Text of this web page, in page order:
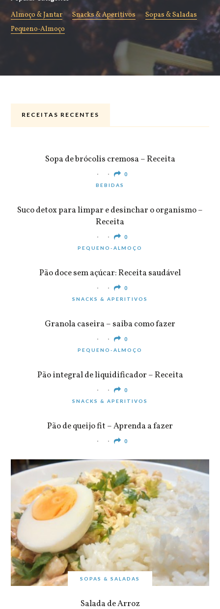
Almoço & Jantar Snacks & Aperitivos
Sopas & Saladas
Pequeno-Almoço
RECEITAS RECENTES
Sopa de brócolis cremosa – Receita
0
BEBIDAS
Suco detox para limpar e desinchar o organismo –
Receita
0
PEQUENO-ALMOÇO
Pão doce sem açúcar: Receita saudável
0
SNACKS & APERITIVOS
Granola caseira – saiba como fazer
0
PEQUENO-ALMOÇO
Pão integral de liquidificador – Receita
0
SNACKS & APERITIVOS
Pão de queijo fit – Aprenda a fazer
0
SOPAS & SALADAS
Salada de Arroz